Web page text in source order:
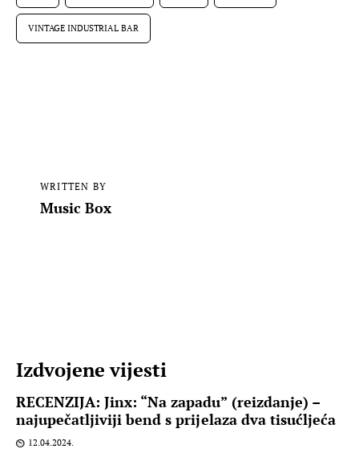
VINTAGE INDUSTRIAL BAR
WRITTEN BY
Music Box
Izdvojene vijesti
RECENZIJA: Jinx: “Na zapadu” (reizdanje) –
najupečatljiviji bend s prijelaza dva tisućljeća
12.04.2024.